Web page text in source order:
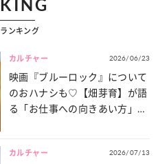
ンキング
カルチャー 2026/06/23
映画『ブルーロック』について
のおハナシも♡【畑芽育】が語
る「お仕事への向きあい方」と
カルチャー 2026/07/13